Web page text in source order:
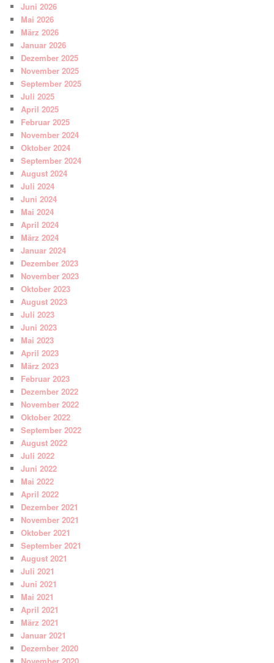
Juni 2026
Mai 2026
März 2026
Januar 2026
Dezember 2025
November 2025
September 2025
Juli 2025
April 2025
Februar 2025
November 2024
Oktober 2024
September 2024
August 2024
Juli 2024
Juni 2024
Mai 2024
April 2024
März 2024
Januar 2024
Dezember 2023
November 2023
Oktober 2023
August 2023
Juli 2023
Juni 2023
Mai 2023
April 2023
März 2023
Februar 2023
Dezember 2022
November 2022
Oktober 2022
September 2022
August 2022
Juli 2022
Juni 2022
Mai 2022
April 2022
Dezember 2021
November 2021
Oktober 2021
September 2021
August 2021
Juli 2021
Juni 2021
Mai 2021
April 2021
März 2021
Januar 2021
Dezember 2020